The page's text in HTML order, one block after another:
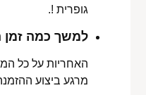
גופרית !.
למשך כמה זמן
האחריות על כל
מרגע ביצוע